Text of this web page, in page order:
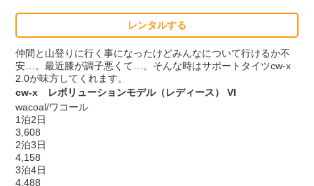
レンタルする
仲間と山登りに行く事になったけどみんなについて行けるか不
安…。最近膝が調子悪くて…。そんな時はサポートタイツcw-x
2.0が味方してくれます。
cw-x レボリューションモデル（レディース） VI
wacoal/ワコール
1泊2日
3,608
2泊3日
4,158
3泊4日
4,488